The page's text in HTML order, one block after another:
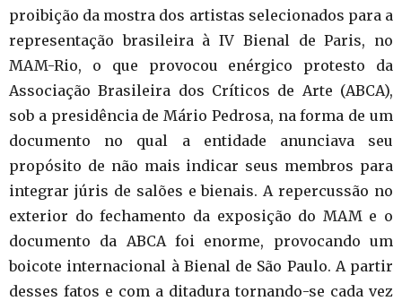
proibição da mostra dos artistas selecionados para a
representação brasileira à IV Bienal de Paris, no
MAM-Rio, o que provocou enérgico protesto da
Associação Brasileira dos Críticos de Arte (ABCA),
sob a presidência de Mário Pedrosa, na forma de um
documento no qual a entidade anunciava seu
propósito de não mais indicar seus membros para
integrar júris de salões e bienais. A repercussão no
exterior do fechamento da exposição do MAM e o
documento da ABCA foi enorme, provocando um
boicote internacional à Bienal de São Paulo. A partir
desses fatos e com a ditadura tornando-se cada vez